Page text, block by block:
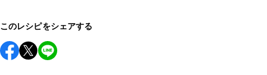
このレシピをシェアする